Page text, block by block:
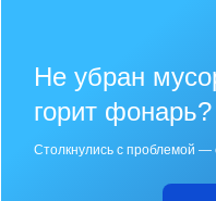
Не убран
горит фонарь?
Столкнулись с проблемой